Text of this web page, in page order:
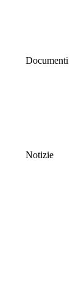
Documenti
Notizie